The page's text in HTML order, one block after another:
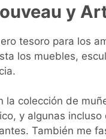
y
tesoro para los
los muebles,
colección de
y algunas incluso
También me